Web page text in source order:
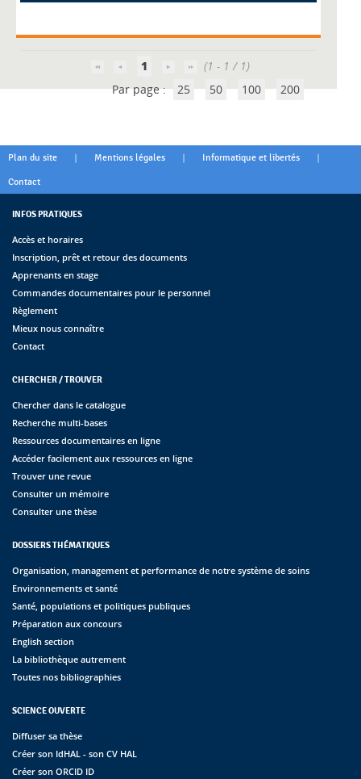
1
(1 - 1 / 1)
Par page : 25 50 100 200
Plan du site | Mentions légales | Informatique et libertés |
Contact
INFOS PRATIQUES
Accès et horaires
Inscription, prêt et retour des documents
Apprenants en stage
Commandes documentaires pour le personnel
Règlement
Mieux nous connaître
Contact
CHERCHER / TROUVER
Chercher dans le catalogue
Recherche multi-bases
Ressources documentaires en ligne
Accéder facilement aux ressources en ligne
Trouver une revue
Consulter un mémoire
Consulter une thèse
DOSSIERS THÉMATIQUES
Organisation, management et performance de notre système de soins
Environnements et santé
Santé, populations et politiques publiques
Préparation aux concours
English section
La bibliothèque autrement
Toutes nos bibliographies
SCIENCE OUVERTE
Diffuser sa thèse
Créer son IdHAL - son CV HAL
Créer son ORCID ID